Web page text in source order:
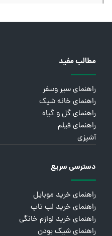
مطالب مفید
راهنمای سیر وسفر
راهنمای خانه شیک
راهنمای گل و گیاه
راهنمای فیلم
آشپزی
دسترسی سریع
راهنمای خرید موبایل
راهنمای خرید لپ تاپ
راهنمای خرید لوازم خانگی
راهنمای شیک بودن